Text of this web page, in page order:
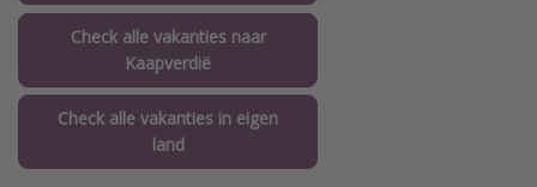
Check alle vakanties naar
Kaapverdië
Check alle vakanties in eigen
land